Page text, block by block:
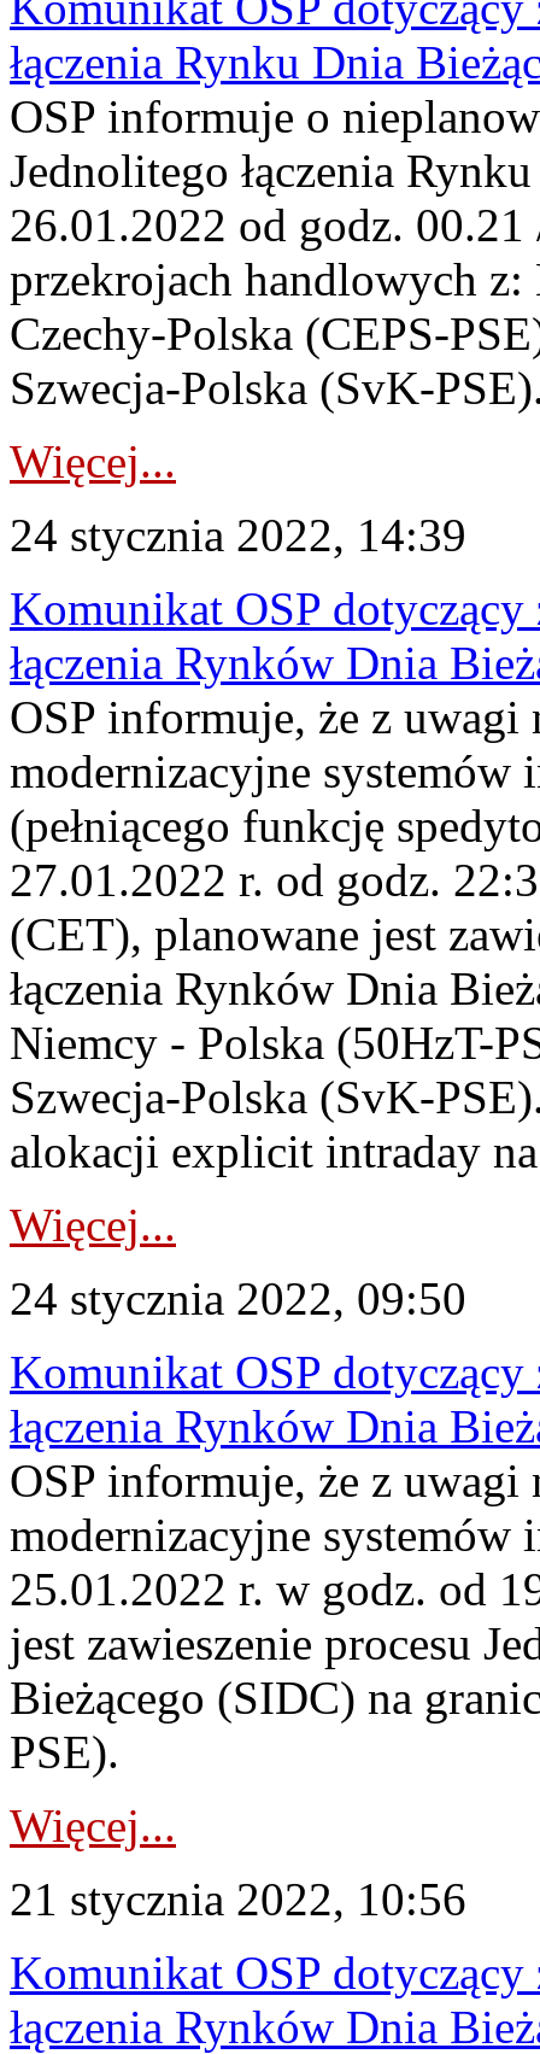
łączenia Rynku Dnia
OSP informuje o
Jednolitego łączenia
26.01.2022 od godz.
przekrojach handlowych
Czechy-Polska (CEPS-
Szwecja-Polska (SvK-
Więcej...
24 stycznia 2022, 14:39
Komunikat OSP dotyczący
łączenia Rynków Dnia
OSP informuje, że z uwagi
modernizacyjne
(pełniącego funkcję
27.01.2022 r. od godz.
(CET), planowane jest
łączenia Rynków Dnia
Niemcy - Polska (50HzT-
Szwecja-Polska (SvK-
alokacji explicit intraday
Więcej...
24 stycznia 2022, 09:50
Komunikat OSP dotyczący
łączenia Rynków Dnia
OSP informuje, że z uwagi
modernizacyjne
25.01.2022 r. w godz. od
jest zawieszenie procesu
Bieżącego (SIDC) na
PSE).
Więcej...
21 stycznia 2022, 10:56
Komunikat OSP dotyczący
łączenia Rynków Dnia